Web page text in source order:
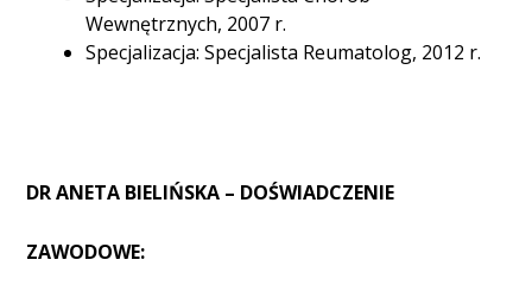
Wewnętrznych, 2007 r.
Specjalizacja: Specjalista Reumatolog, 2012 r.
DR ANETA BIELIŃSKA – DOŚWIADCZENIE
ZAWODOWE: